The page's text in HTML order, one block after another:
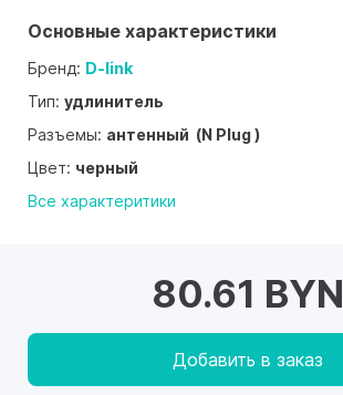
Основные характеристики
Бренд: D-link
Тип: удлинитель
Разъемы: антенный (N Plug )
Цвет: черный
Все характеритики
80.61 BYN
Добавить в заказ